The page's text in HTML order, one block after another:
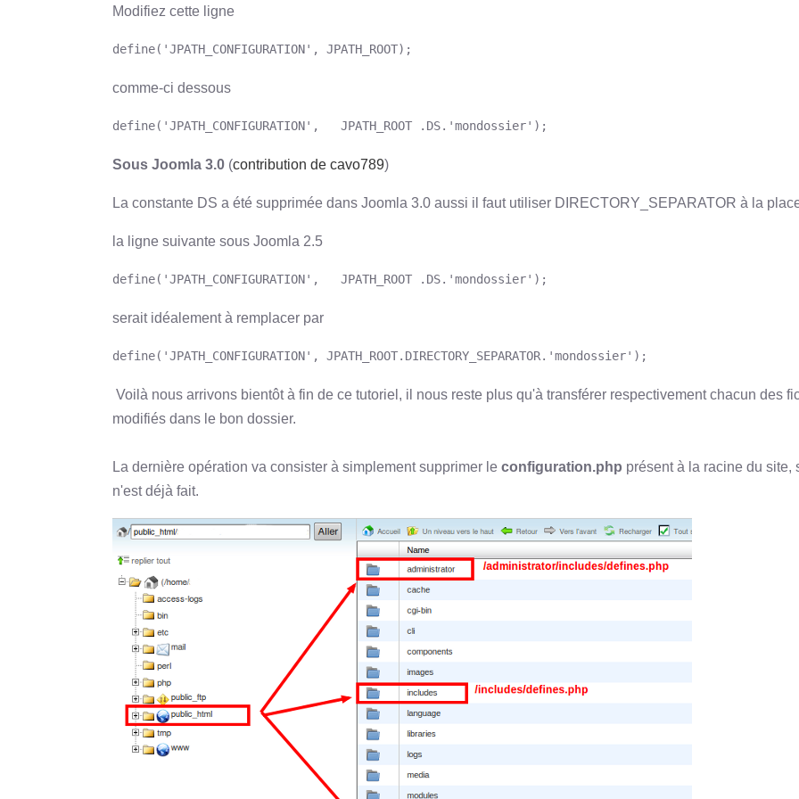
Modifiez cette ligne
define('JPATH_CONFIGURATION', JPATH_ROOT);
comme-ci dessous
define('JPATH_CONFIGURATION',   JPATH_ROOT .DS.'mondossier');
Sous Joomla 3.0 (contribution de cavo789)
La constante DS a été supprimée dans Joomla 3.0 aussi il faut utiliser DIRECTORY_SEPARATOR à la
la ligne suivante sous Joomla 2.5
define('JPATH_CONFIGURATION',   JPATH_ROOT .DS.'mondossier');
serait idéalement à remplacer par
define('JPATH_CONFIGURATION', JPATH_ROOT.DIRECTORY_SEPARATOR.'mondossier');
Voilà nous arrivons bientôt à fin de ce tutoriel, il nous reste plus qu'à transférer respectivement chacun des
modifiés dans le bon dossier.
La dernière opération va consister à simplement supprimer le configuration.php présent à la racine du site,
n'est déjà fait.